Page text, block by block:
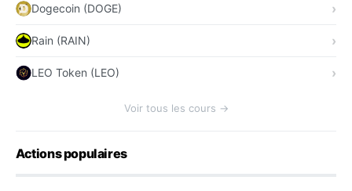
Dogecoin (DOGE)
Rain (RAIN)
LEO Token (LEO)
Voir tous les cours →
Actions populaires